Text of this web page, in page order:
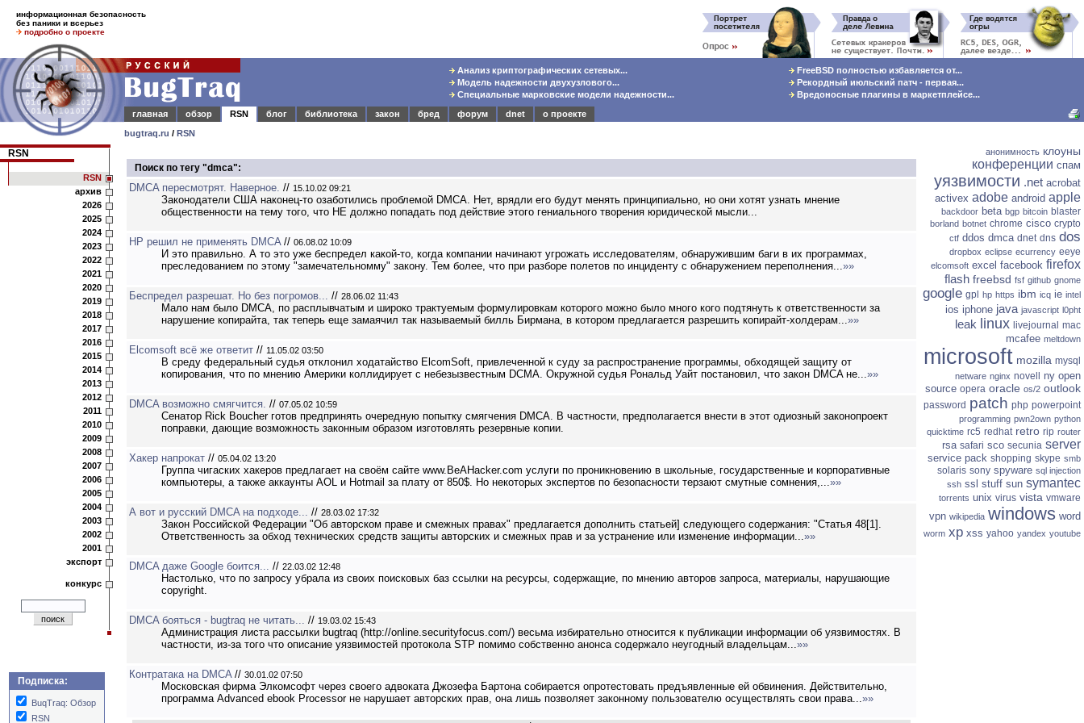
информационная безопасность
без паники и всерьез
подробно о проекте
Анализ криптографических сетевых...
Модель надежности двухузлового...
Специальные марковские модели надежности...
FreeBSD полностью избавляется от...
Рекордный июльский патч - первая...
Вредоносные плагины в маркетплейсе...
главная
обзор RSN блог библиотека закон бред форум dnet
о проекте
bugtraq.ru / RSN
RSN
RSN
архив
2026
2025
2024
2023
2022
2021
2020
2019
2018
2017
2016
2015
2014
2013
2012
2011
2010
2009
2008
2007
2006
2005
2004
2003
2002
2001
экспорт
конкурс
Подписка:
BuqTraq: Обзор
RSN
Поиск по тегу "dmca":
DMCA пересмотрят. Наверное. // 15.10.02 09:21
Законодатели США наконец-то озаботились проблемой DMCA. Нет, врядли его будут менять принципиально, но они хотят узнать мнение
общественности на тему того, что НЕ должно попадать под действие этого гениального творения юридической мысли...
HP решил не применять DMCA// 06.08.02 10:09
И это правильно. А то это уже беспредел какой-то, когда компании начинают угрожать исследователям, обнаружившим баги в их программах,
преследованием по этому "замечательномму" закону. Тем более, что при разборе полетов по инциденту с обнаружением переполнения...»»
Беспредел разрешат. Но без погромов... // 28.06.02 11:43
Мало нам было DMCA, по расплывчатым и широко трактуемым формулировкам которого можно было много кого подтянуть к ответственности за
нарушение копирайта, так теперь еще замаячил так называемый билль Бирмана, в котором предлагается разрешить копирайт-холдерам...»»
Elcomsoft всё же ответит // 11.05.02 03:50
В среду федеральный судья отклонил ходатайство ElcomSoft, привлеченной к суду за распространение программы, обходящей защиту от
копирования, что по мнению Америки коллидирует с небезызвестным DCMA. Окружной судья Рональд Уайт постановил, что закон DMCA не...»»
DMCA возможно смягчится. // 07.05.02 10:59
Сенатор Rick Boucher готов предпринять очередную попытку смягчения DMCA. В частности, предполагается внести в этот одиозный законопроект
поправки, дающие возможность законным образом изготовлять резервные копии.
Хакер напрокат // 05.04.02 13:20
Группа чигаских хакеров предлагает на своём сайте www.BeAHacker.com услуги по проникновению в школьные, государственные и корпоративные
компьютеры, а также аккаунты AOL и Hotmail за плату от 850$. Но некоторых экспертов по безопасности терзают смутные сомнения,...»»
А вот и русский DMCA на подходе... // 28.03.02 17:32
Закон Российской Федерации "Об авторском праве и смежных правах" предлагается дополнить статьей] следующего содержания: "Статья 48[1].
Ответственность за обход технических средств защиты авторских и смежных прав и за устранение или изменение информации...»»
DMCA даже Google боится... // 22.03.02 12:48
Настолько, что по запросу убрала из своих поисковых баз ссылки на ресурсы, содержащие, по мнению авторов запроса, материалы, нарушающие
copyright.
DMCA бояться - bugtraq не читать... // 19.03.02 15:43
Администрация листа рассылки bugtraq (http://online.securityfocus.com/) весьма избирательно относится к публикации информации об уязвимостях. В
частности, из-за того что описание уязвимостей протокола STP помимо собственно анонса содержало неугодный владельцам...»»
Контратака на DMCA// 30.01.02 07:50
Московская фирма Элкомсофт через своего адвоката Джозефа Бартона собирается опротестовать предъявленные ей обвинения. Действительно,
программа Advanced ebook Processor не нарушает авторских прав, она лишь позволяет законному пользователю осуществлять свои права...»»
анонимность клоуны
конференции спам
уязвимости .net acrobat
activex adobe android apple
backdoor beta bgp bitcoin blaster
borland botnet chrome cisco crypto
ctf ddos dmca dnet dns dos
dropbox eclipse ecurrency eeye
elcomsoft excel facebook firefox
flash freebsd fsf github gnome
google gpl hp https ibm icq ie intel
ios iphone java javascript l0pht
leak linux livejournal mac
mcafee meltdown
microsoft mozilla mysql
netware nginx novell ny open
source opera oracle os/2 outlook
password patch php powerpoint
programming pwn2own python
quicktime rc5 redhat retro rip router
rsa safari sco secunia server
service pack shopping skype smb
solaris sony spyware sql injection
ssh ssl stuff sun symantec
torrents unix virus vista vmware
vpn wikipedia windows word
worm xp xss yahoo yandex youtube